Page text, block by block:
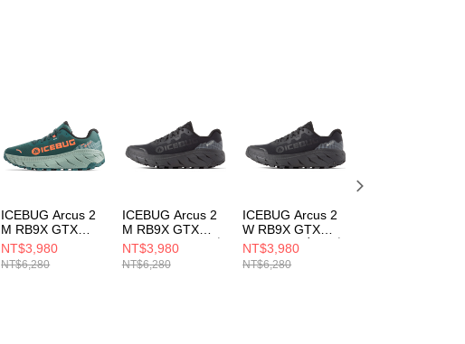
形，恩沛科技股份有限公司將有權停止該用戶之使用額度並採取法律行
動。
ICEBUG Arcus 2
M RB9X GTX
SeaMoss/Coral 男
野跑鞋 F0346003
NT$3,980
NT$6,280
ICEBUG Arcus 2
M RB9X GTX
TrueBlack 男 野跑
鞋 H73005-0A
NT$3,980
NT$6,280
ICEBUG Arcus 2
W RB9X GTX
TrueBlack 女 野跑
鞋 H73006-0A
NT$3,980
NT$6,280